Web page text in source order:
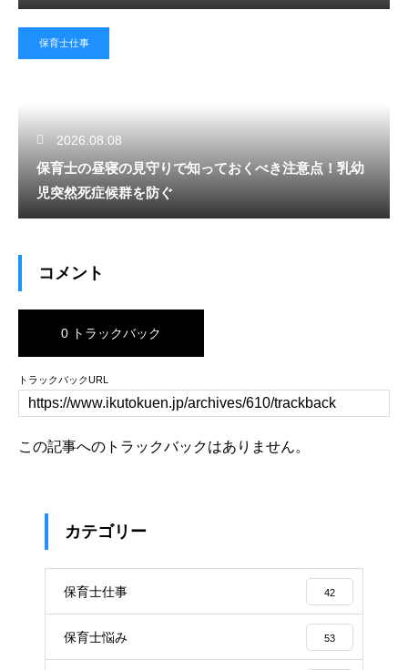
保育士仕事
2026.08.08
保育士の昼寝の見守りで知っておくべき注意点！乳幼
児突然死症候群を防ぐ
コメント
0 トラックバック
トラックバックURL
この記事へのトラックバックはありません。
カテゴリー
保育士仕事 42
保育士悩み 53